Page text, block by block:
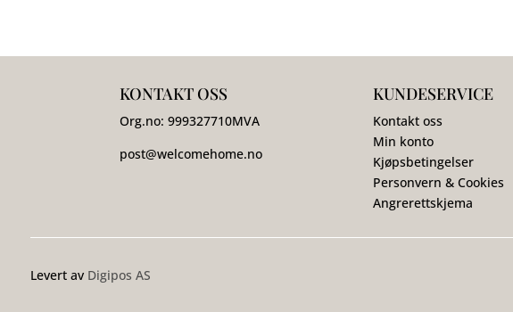
KONTAKT OSS
Org.no:999327710MVA
post@welcomehome.no
KUNDESERVICE
Kontakt oss
Min konto
Kjøpsbetingelser
Personvern & Cookies
Angrerettskjema
Levert av Digipos AS